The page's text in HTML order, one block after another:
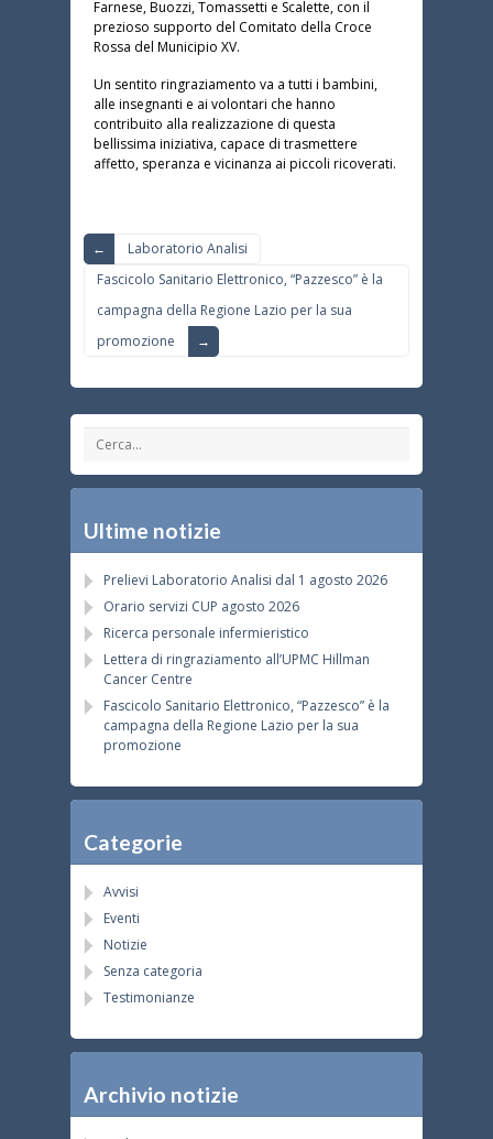
Farnese,Buozzi,Tomassetti e Scalette, con il
prezioso supporto del Comitato della Croce
Rossa del Municipio XV.
Un sentito ringraziamento va a tutti i bambini,
alle insegnanti e ai volontari che hanno
contribuito alla realizzazione di questa
bellissima iniziativa, capace di trasmettere
affetto, speranza e vicinanza ai piccoli ricoverati.
Laboratorio Analisi
Fascicolo Sanitario Elettronico, “Pazzesco” è la
campagna della Regione Lazio per la sua
promozione
Ultime notizie
Prelievi Laboratorio Analisi dal 1 agosto 2026
Orario servizi CUP agosto 2026
Ricerca personale infermieristico
Lettera di ringraziamento all’UPMC Hillman
Cancer Centre
Fascicolo Sanitario Elettronico, “Pazzesco” è la
campagna della Regione Lazio per la sua
promozione
Categorie
Avvisi
Eventi
Notizie
Senza categoria
Testimonianze
Archivio notizie